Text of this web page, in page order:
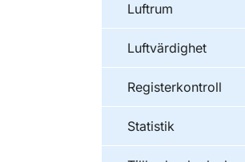
Luftrum
Luftvärdighet
Registerkontroll
Statistik